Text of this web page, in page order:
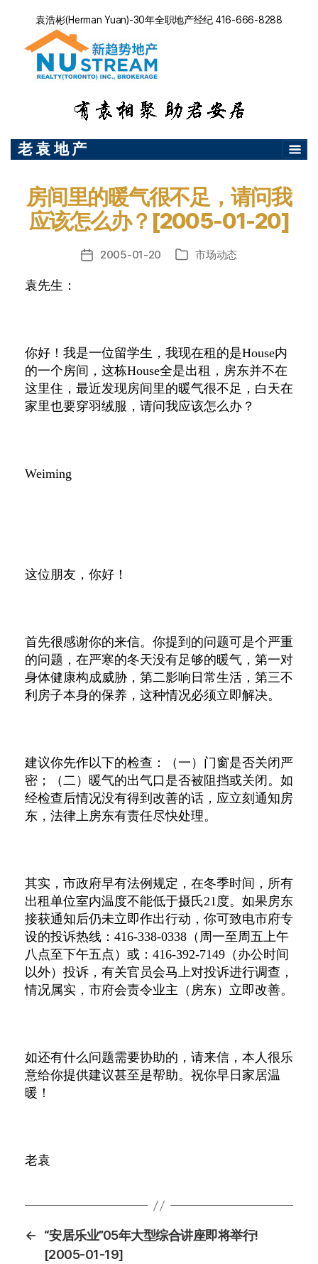
袁浩彬(Herman Yuan)-30年全职地产经纪 416-666-8288
老 袁 地 产
房间里的暖气很不足，请问我
应该怎么办？[2005-01-20]
发 2005-01-20
分 市场动态
袁先生：
你好！我是一位留学生，我现在租的是House内
的一个房间，这栋House全是出租，房东并不在
这里住，最近发现房间里的暖气很不足，白天在
家里也要穿羽绒服，请问我应该怎么办？
Weiming
这位朋友，你好！
首先很感谢你的来信。你提到的问题可是个严重
的问题，在严寒的冬天没有足够的暖气，第一对
身体健康构成威胁，第二影响日常生活，第三不
利房子本身的保养，这种情况必须立即解决。
建议你先作以下的检查：（一）门窗是否关闭严
密；（二）暖气的出气口是否被阻挡或关闭。如
经检查后情况没有得到改善的话，应立刻通知房
东，法律上房东有责任尽快处理。
其实，市政府早有法例规定，在冬季时间，所有
出租单位室内温度不能低于摄氏21度。如果房东
接获通知后仍未立即作出行动，你可致电市府专
设的投诉热线： 416-338-0338 （周一至周五上午
八点至下午五点）或： 416-392-7149 （办公时间
以外）投诉，有关官员会马上对投诉进行调查，
情况属实，市府会责令业主（房东）立即改善。
如还有什么问题需要协助的，请来信，本人很乐
意给你提供建议甚至是帮助。祝你早日家居温
暖！
老袁
←
“安居乐业”05年大型综合讲座即将举行!
[2005-01-19]